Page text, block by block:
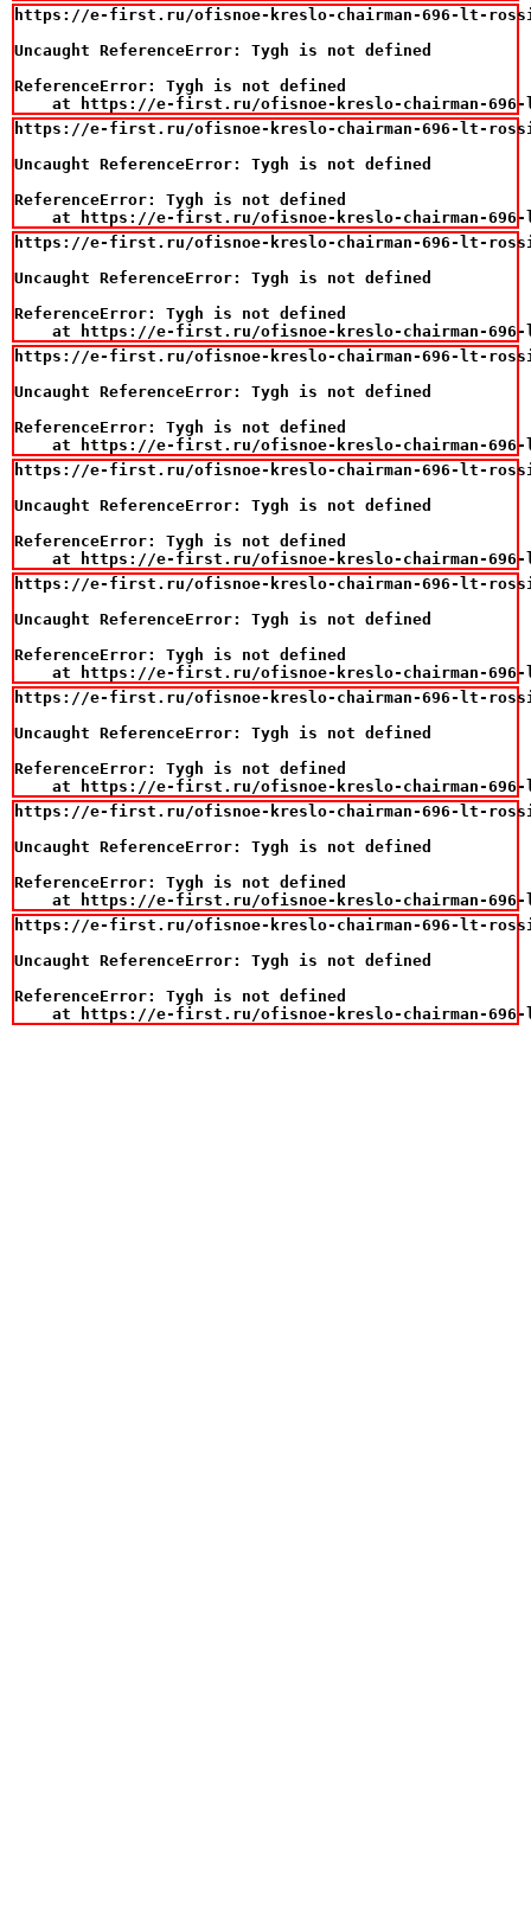
https://e-first.ru/ofisnoe-kreslo-chairman-696-lt-
Uncaught ReferenceError: Tygh is not defined
ReferenceError: Tygh is not defined
at https://e-first.ru/ofisnoe-kreslo-chairman-
https://e-first.ru/ofisnoe-kreslo-chairman-696-lt-
Uncaught ReferenceError: Tygh is not defined
ReferenceError: Tygh is not defined
at https://e-first.ru/ofisnoe-kreslo-chairman-
https://e-first.ru/ofisnoe-kreslo-chairman-696-lt-
Uncaught ReferenceError: Tygh is not defined
ReferenceError: Tygh is not defined
at https://e-first.ru/ofisnoe-kreslo-chairman-
https://e-first.ru/ofisnoe-kreslo-chairman-696-lt-
Uncaught ReferenceError: Tygh is not defined
ReferenceError: Tygh is not defined
at https://e-first.ru/ofisnoe-kreslo-chairman-
https://e-first.ru/ofisnoe-kreslo-chairman-696-lt-
Uncaught ReferenceError: Tygh is not defined
ReferenceError: Tygh is not defined
at https://e-first.ru/ofisnoe-kreslo-chairman-
https://e-first.ru/ofisnoe-kreslo-chairman-696-lt-
Uncaught ReferenceError: Tygh is not defined
ReferenceError: Tygh is not defined
at https://e-first.ru/ofisnoe-kreslo-chairman-
https://e-first.ru/ofisnoe-kreslo-chairman-696-lt-
Uncaught ReferenceError: Tygh is not defined
ReferenceError: Tygh is not defined
at https://e-first.ru/ofisnoe-kreslo-chairman-
https://e-first.ru/ofisnoe-kreslo-chairman-696-lt-
Uncaught ReferenceError: Tygh is not defined
ReferenceError: Tygh is not defined
at https://e-first.ru/ofisnoe-kreslo-chairman-
https://e-first.ru/ofisnoe-kreslo-chairman-696-lt-
Uncaught ReferenceError: Tygh is not defined
ReferenceError: Tygh is not defined
at https://e-first.ru/ofisnoe-kreslo-chairman-